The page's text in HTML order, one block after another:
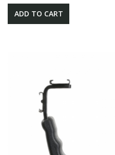
ADD TO CART